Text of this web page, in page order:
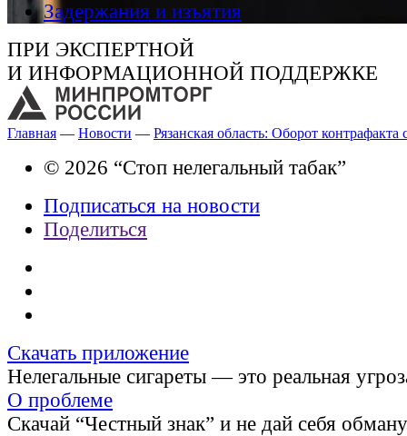
Задержания и изъятия
ПРИ ЭКСПЕРТНОЙ
И ИНФОРМАЦИОННОЙ ПОДДЕРЖКЕ
Главная — Новости — Рязанская область: Оборот контрафакта
© 2026 “Стоп нелегальный табак”
Подписаться на новости
Поделиться
Скачать приложение
Нелегальные сигареты — это реальная
О проблеме
Скачай “Честный знак” и не дай себя